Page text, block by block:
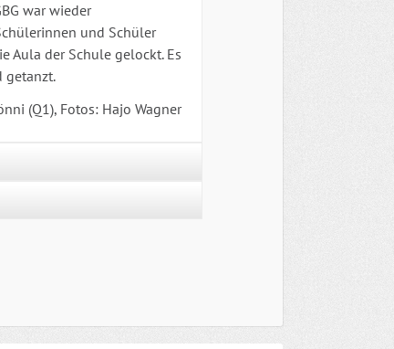
war wieder
und Schüler
Aula der Schule gelockt. Es
getanzt.
(Q1), Fotos: Hajo Wagner